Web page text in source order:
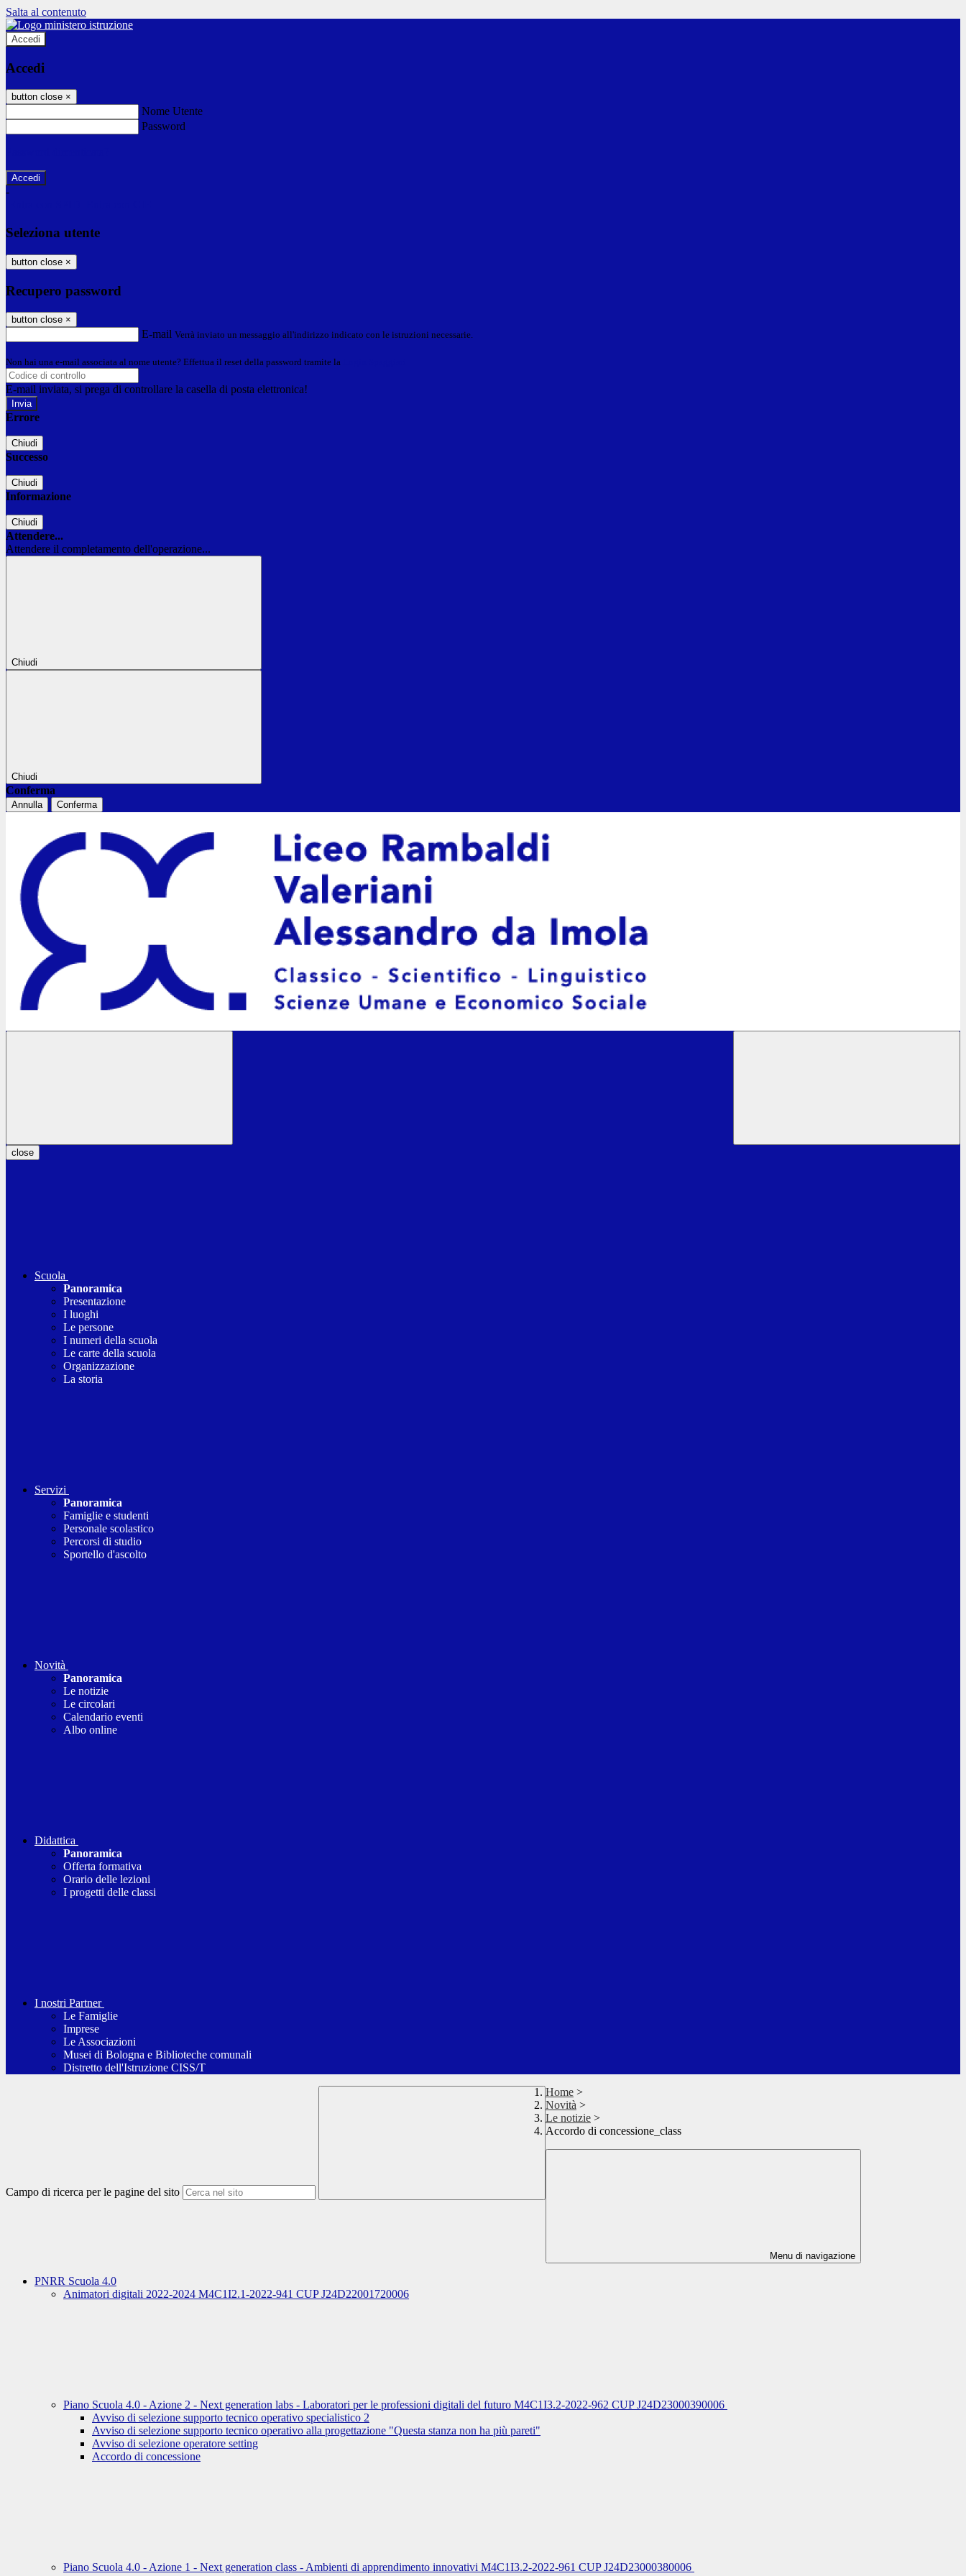
Salta al contenuto
Accedi
Accedi
button close ×
Nome Utente
Password
-
Seleziona utente
button close ×
Recupero password
button close ×
E-mail Verrà inviato un messaggio all'indirizzo indicato con le istruzioni necessarie.
Non hai una e-mail associata al nome utente? Effettua il reset della password tramite la
E-mail inviata, si prega di controllare la casella di posta elettronica!
Errore
Chiudi
Successo
Chiudi
Informazione
Chiudi
Attendere...
Attendere il completamento dell'operazione...
Chiudi
Chiudi
Conferma
Annulla Conferma
close
Scuola
Panoramica
Presentazione
I luoghi
Le persone
I numeri della scuola
Le carte della scuola
Organizzazione
La storia
Servizi
Panoramica
Famiglie e studenti
Personale scolastico
Percorsi di studio
Sportello d'ascolto
Novità
Panoramica
Le notizie
Le circolari
Calendario eventi
Albo online
Didattica
Panoramica
Offerta formativa
Orario delle lezioni
I progetti delle classi
I nostri Partner
Le Famiglie
Imprese
Le Associazioni
Musei di Bologna e Biblioteche comunali
Distretto dell'Istruzione CISS/T
Campo di ricerca per le pagine del sito
Home >
Novità >
Le notizie >
Accordo di concessione_class
Menu di navigazione
PNRR Scuola 4.0
Animatori digitali 2022-2024 M4C1I2.1-2022-941 CUP J24D22001720006
Piano Scuola 4.0 - Azione 2 - Next generation labs - Laboratori per le professioni digitali del futuro M4C1I3.2-2022-962 CUP J24D23000390006
Avviso di selezione supporto tecnico operativo specialistico 2
Avviso di selezione supporto tecnico operativo alla progettazione "Questa stanza non ha più pareti"
Avviso di selezione operatore setting
Accordo di concessione
Piano Scuola 4.0 - Azione 1 - Next generation class - Ambienti di apprendimento innovativi M4C1I3.2-2022-961 CUP J24D23000380006